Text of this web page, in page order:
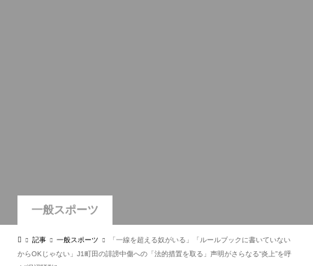
一般スポーツ
記事 一般スポーツ
「一線を超える奴がいる」「ルールブックに書いていない
からOKじゃない」J1町田の誹謗中傷への「法的措置を取る」声明がさらなる“炎上”を呼